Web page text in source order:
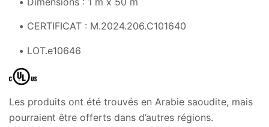
CERTIFICAT : M.2024.206.C101640
LOT.e10646
Les produits ont été trouvés en Arabie saoudite, mais
pourraient être offerts dans d’autres régions.